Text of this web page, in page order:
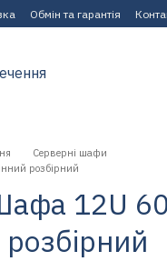
Обмін та гарантія
Серверні шафи
розбірний
12U